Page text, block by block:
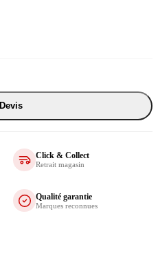
Devis
Click & Collect
Retrait magasin
Qualité garantie
Marques reconnues